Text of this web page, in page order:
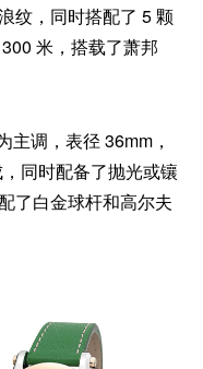
纹，同时搭配了 5 颗
米，搭载了萧邦
主调，表径 36mm，
同时配备了抛光或镶
了白金球杆和高尔夫